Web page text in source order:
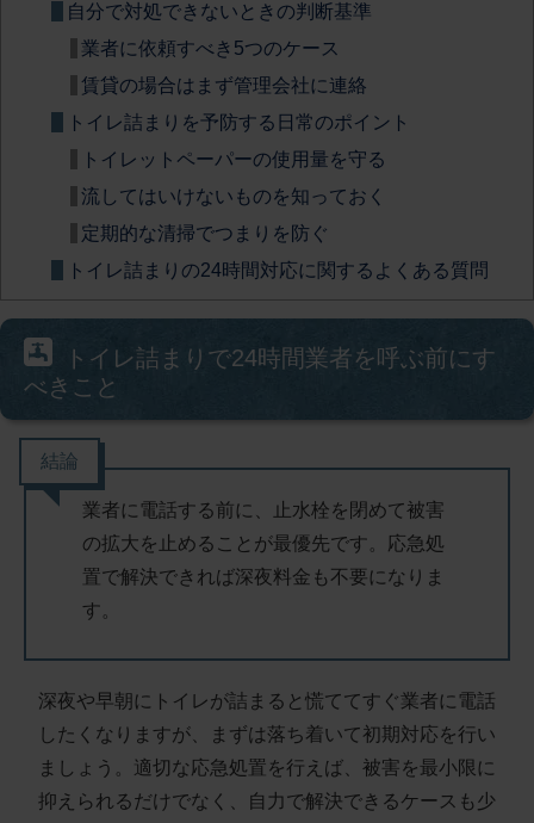
自分で対処できないときの判断基準
業者に依頼すべき5つのケース
賃貸の場合はまず管理会社に連絡
トイレ詰まりを予防する日常のポイント
トイレットペーパーの使用量を守る
流してはいけないものを知っておく
定期的な清掃でつまりを防ぐ
トイレ詰まりの24時間対応に関するよくある質問
トイレ詰まりで24時間業者を呼ぶ前にす
べきこと
結論
業者に電話する前に、止水栓を閉めて被害
の拡大を止めることが最優先です。応急処
置で解決できれば深夜料金も不要になりま
す。
深夜や早朝にトイレが詰まると慌ててすぐ業者に電話
したくなりますが、まずは落ち着いて初期対応を行い
ましょう。適切な応急処置を行えば、被害を最小限に
抑えられるだけでなく、
自力で解決できるケースも少